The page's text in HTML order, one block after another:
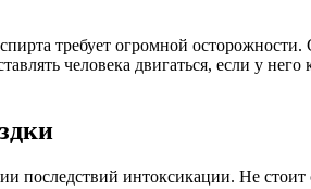
требует огромной
человека двигаться, если у
последствий интоксикации. Не